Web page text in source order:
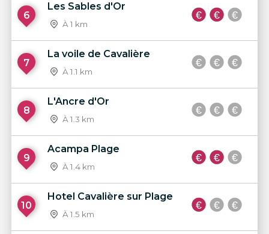
6
Les Sables d'Or
À 1 km
7
La voile de Cavalière
À 1.1 km
8
L'Ancre d'Or
À 1.3 km
9
Acampa Plage
À 1.4 km
10
Hotel Cavalière sur Plage
À 1.5 km